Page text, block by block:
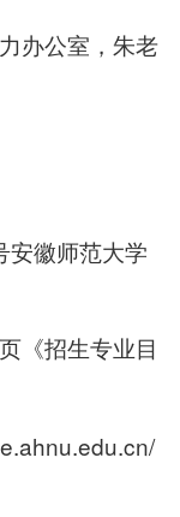
办公室，朱老
安徽师范大学
《招生专业目